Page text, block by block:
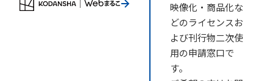
映像化・商品化な
どのライセンスお
よび刊行物二次使
用の申請窓口で
す。